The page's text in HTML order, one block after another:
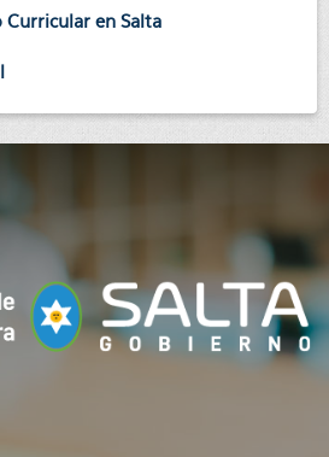
Curricular en Salta